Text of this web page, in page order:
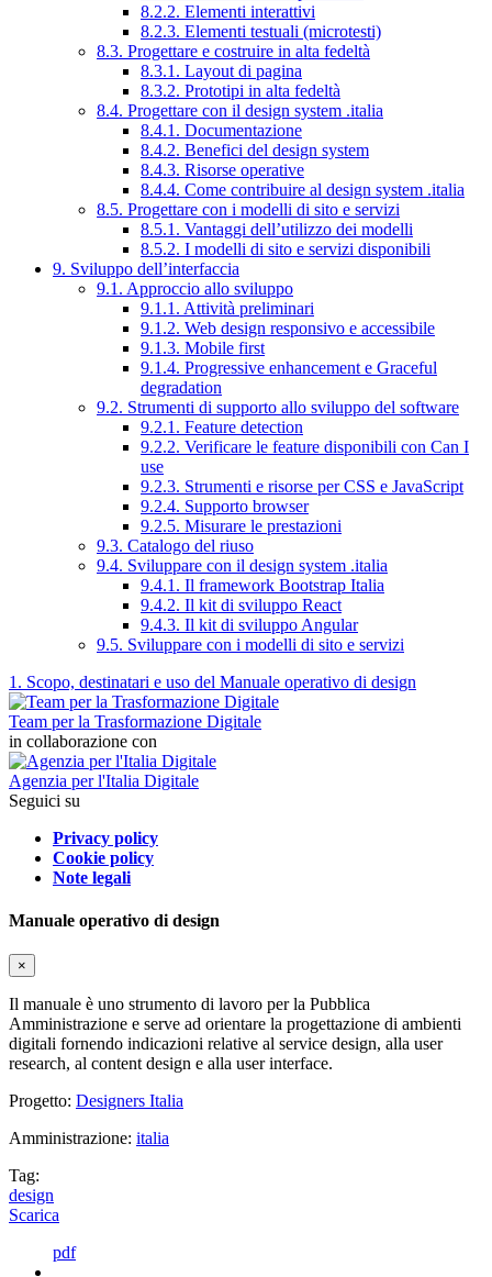
8.2.2. Elementi interattivi
8.2.3. Elementi testuali (microtesti)
8.3. Progettare e costruire in alta fedeltà
8.3.1. Layout di pagina
8.3.2. Prototipi in alta fedeltà
8.4. Progettare con il design system .italia
8.4.1. Documentazione
8.4.2. Benefici del design system
8.4.3. Risorse operative
8.4.4. Come contribuire al design system .italia
8.5. Progettare con i modelli di sito e servizi
8.5.1. Vantaggi dell’utilizzo dei modelli
8.5.2. I modelli di sito e servizi disponibili
9. Sviluppo dell’interfaccia
9.1. Approccio allo sviluppo
9.1.1. Attività preliminari
9.1.2. Web design responsivo e accessibile
9.1.3. Mobile first
9.1.4. Progressive enhancement e Graceful
degradation
9.2. Strumenti di supporto allo sviluppo del software
9.2.1. Feature detection
9.2.2. Verificare le feature disponibili con Can I
use
9.2.3. Strumenti e risorse per CSS e JavaScript
9.2.4. Supporto browser
9.2.5. Misurare le prestazioni
9.3. Catalogo del riuso
9.4. Sviluppare con il design system .italia
9.4.1. Il framework Bootstrap Italia
9.4.2. Il kit di sviluppo React
9.4.3. Il kit di sviluppo Angular
9.5. Sviluppare con i modelli di sito e servizi
1. Scopo, destinatari e uso del Manuale operativo di design
Team per la Trasformazione Digitale
in collaborazione con
Agenzia per l'Italia Digitale
Seguici su
Privacy policy
Cookie policy
Note legali
Manuale operativo di design
×
Il manuale è uno strumento di lavoro per la Pubblica
Amministrazione e serve ad orientare la progettazione di ambienti
digitali fornendo indicazioni relative al service design, alla user
research, al content design e alla user interface.
Progetto: Designers Italia
Amministrazione: italia
Tag:
design
Scarica
pdf